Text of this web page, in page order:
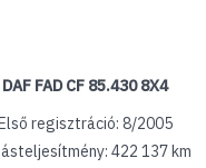
DAF FAD CF 85.430 8X4
regisztráció: 8/2005
422 137 km